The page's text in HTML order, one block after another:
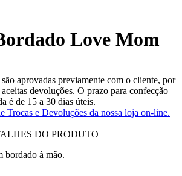
Love Mom
aprovadas previamente com o cliente, por
devoluções. O prazo para confecção
é de 15 a 30 dias úteis.
Trocas e Devoluções da nossa loja on-line.
DO PRODUTO
bordado à mão.